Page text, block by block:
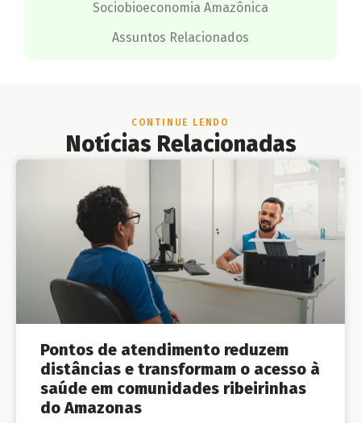
Sociobioeconomia Amazônica
Assuntos Relacionados
CONTINUE LENDO
Notícias Relacionadas
Pontos de atendimento reduzem
distâncias e transformam o acesso à
saúde em comunidades ribeirinhas
do Amazonas